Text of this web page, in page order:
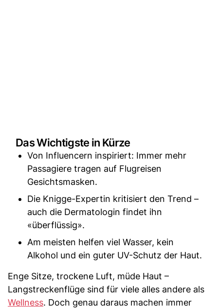
Das Wichtigste in Kürze
Von Influencern inspiriert: Immer mehr
Passagiere tragen auf Flugreisen
Gesichtsmasken.
Die Knigge-Expertin kritisiert den Trend –
auch die Dermatologin findet ihn
«überflüssig».
Am meisten helfen viel Wasser, kein
Alkohol und ein guter UV-Schutz der Haut.
Enge Sitze, trockene Luft, müde Haut –
Langstreckenflüge sind für viele alles andere als
Wellness. Doch genau daraus machen immer